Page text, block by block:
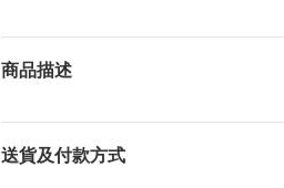
商品描述
送貨及付款方式